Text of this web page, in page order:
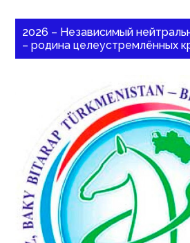
2026 – Независимый
– родина целеустремлённых